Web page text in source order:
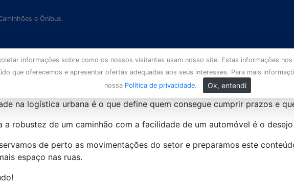
e Ônibus.
informações sobre como os nossos visitantes usam nosso site. Estas informações
que oferecemos e apresentar ofertas adequadas aos seus interesses. Para mais
nossa Política de privacidade. Ok, entendi
na logística urbana é o que define quem consegue cumprir prazos e
robustez de um caminhão com a facilidade de um automóvel é o
de perto as movimentações do setor e preparamos este
espaço nas ruas.